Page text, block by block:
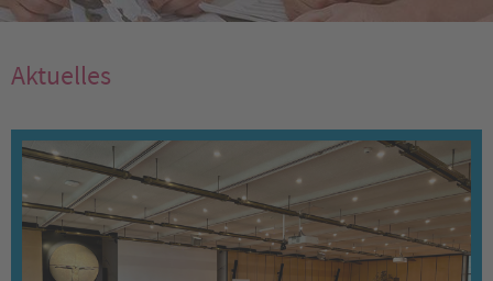
Aktuelles